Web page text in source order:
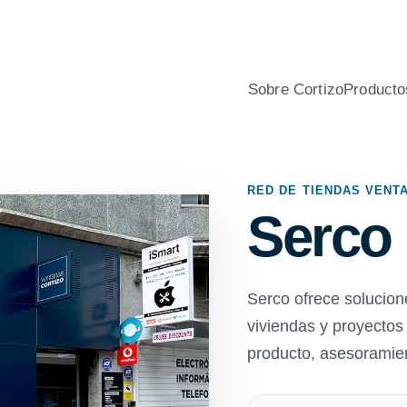
Sobre Cortizo
RED DE TIENDAS
Serco
Serco ofrece
viviendas y
producto,